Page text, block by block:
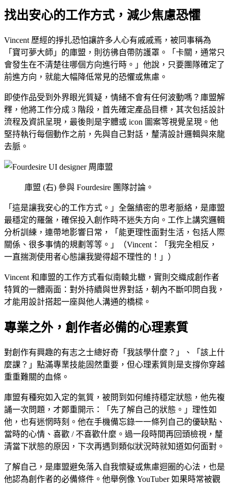
找出安心的工作方式，減少焦慮恐懼
Vincent 歷經的掙扎恐怕讓許多人心有戚戚焉，被同事稱為
「寶可夢大師」的庫盟，則彷彿自帶防護罩。「卡關，通常只
會發生在不清楚往哪個方向進行時。」他說，只要團隊確定了
前進方向，就能大幅降低常見的恐懼或焦慮。
即使作品受到外界眼光質疑，情緒不會有任何波動嗎？庫盟解
釋，他將工作分成 3 階段，首先確定產品目標，其次包括設計
流程及資訊呈現，最後則是字體或 icon 圖案等視覺呈現。他
堅持執行每個動作之前，先與自己對話，釐清設計邏輯與來龍
去脈。
庫盟 (右) 參與 Fourdesire 團隊討論。
「這是讓我安心的工作方式。」全盤縝密的思考脈絡，是庫盟
最穩定的羅盤，確保投入創作時不迷失方向。工作上講究邏輯
分析訓練，連帶地影響日常，「能更理性面對生活，包括人際
關係、很多事情的規劃等等。」（Vincent：「我完全相反，
一直揣測使用者心態讓我變得超不理性的！」）
Vincent 和庫盟的工作方式看似南轅北轍，實則交織成創作者
特質的一體兩面：對外持續與世界對話，朝內不斷叩問自我，
才能用設計搭起一座與他人溝通的橋樑。
專業之外，創作者必備的心理素質
對創作有興趣的有志之士總好奇「我該學什麼？」、「該上什
麼課？」點滿專業技能固然重要，但心理素質則是支撐你穿越
重重難關的血條。
庫盟有種宛如入定的氣質，被問到如何維持穩定狀態，他先複
誦一次問題，才鄭重開示：「先了解自己的狀態。」理性如
他，也有迷惘時刻。他在手機備忘錄一一條列自己的優缺點、
當時的心情、喜歡 / 不喜歡什麼。過一段時間再回頭檢視，釐
清當下狀態的原因，下次再遇到類似狀況時就知道如何面對。
了解自己，是庫盟避免落入自我懷疑或焦慮迴圈的心法，也是
他認為創作者的必備條件。他舉例像 YouTuber 如果時常被觀